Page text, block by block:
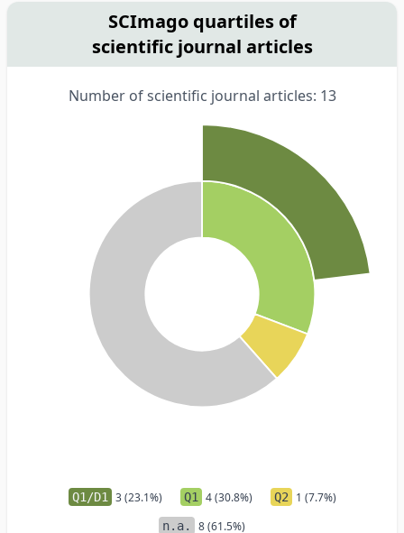
SCImago quartiles of
scientific journal articles
Number of scientific journal articles: 13
Q1/D1 3 (23.1%) Q1 4 (30.8%) Q2 1 (7.7%)
n.a. 8 (61.5%)